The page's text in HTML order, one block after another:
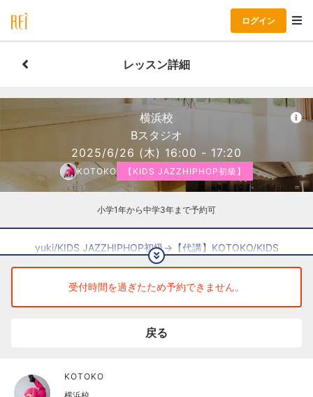
ログイン
レッスン詳細
横浜校
Bスタジオ
2025/6/26 (木) 16:00 - 17:20
KOTOKO 【KIDS JAZZHIPHOP初級】
小学1年から中学3年まで予約可
yuki/KIDS JAZZHIPHOP初級→【代講】KOTOKO/KIDS
JAZZHIPHOP初級
【対象学年：小学1年生〜中学3年生】
【スニーカーが必要です】
受付時間を過ぎたため予約できません。
戻る
KOTOKO